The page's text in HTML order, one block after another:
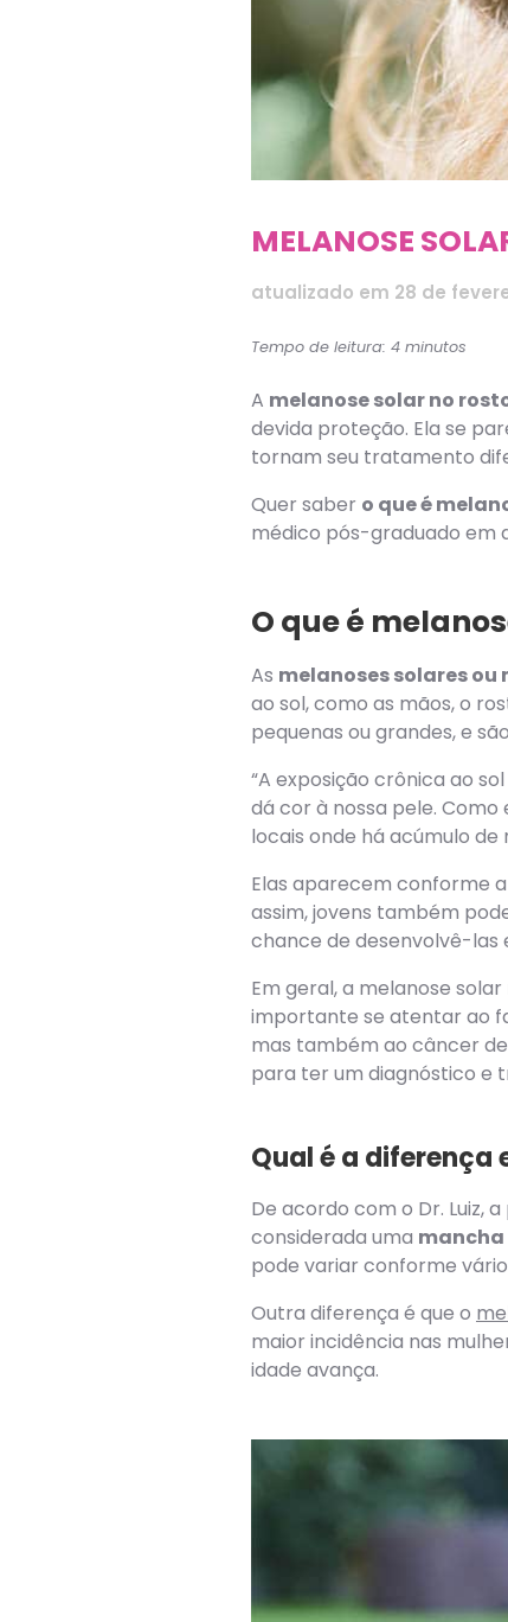
MELANOSE
atualizado em 28 de
Tempo de leitura: 4 minutos
A melanose solar no
devida proteção. Ela se
tornam seu tratamento
Quer saber o que é
médico pós-graduado em
O que é
As melanoses solares ou
ao sol, como as mãos, o
pequenas ou grandes, e
“A exposição crônica ao
dá cor à nossa pele.
locais onde há acúmulo de
Elas aparecem conforme
assim, jovens também
chance de desenvolvê-las
Em geral, a melanose
importante se atentar ao
mas também ao câncer
para ter um diagnóstico e
Qual é a diferença
De acordo com o Dr. Luiz,
considerada uma mancha
pode variar conforme
Outra diferença é que o
maior incidência nas
idade avança.